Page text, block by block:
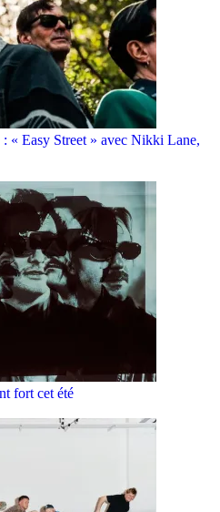
« Easy Street » avec Nikki Lane,
fort cet été